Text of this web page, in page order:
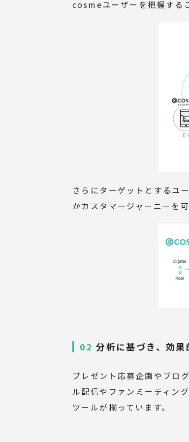
cosmeユーザーを把握する
さらにターゲットとするユ
かカスタマージャーニーを
02 分析に基づき、効
プレゼント応募企画やブロ
ル配信やファンミーティン
ツールが揃っています。